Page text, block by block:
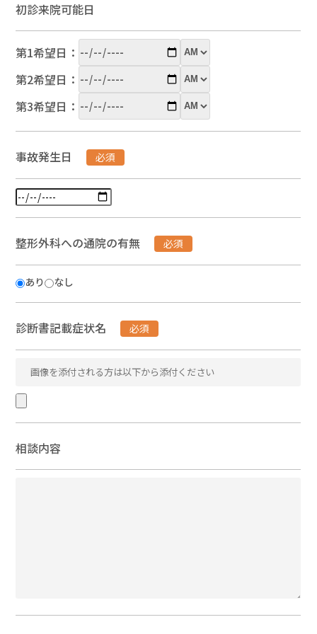
初診来院可能日
第1希望日：
第2希望日：
第3希望日：
事故発生日 必須
整形外科への通院の有無 必須
あり なし
診断書記載症状名 必須
相談内容